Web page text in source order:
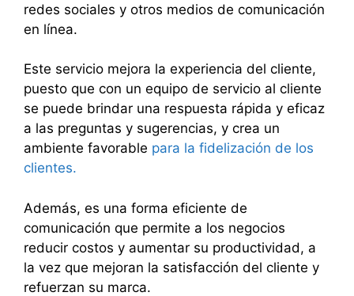
redes sociales y otros medios de comunicación
en línea.
Este servicio mejora la experiencia del cliente,
puesto que con un equipo de servicio al cliente
se puede brindar una respuesta rápida y eficaz
a las preguntas y sugerencias, y crea un
ambiente favorable para la fidelización de los
clientes.
Además, es una forma eficiente de
comunicación que permite a los negocios
reducir costos y aumentar su productividad, a
la vez que mejoran la satisfacción del cliente y
refuerzan su marca.